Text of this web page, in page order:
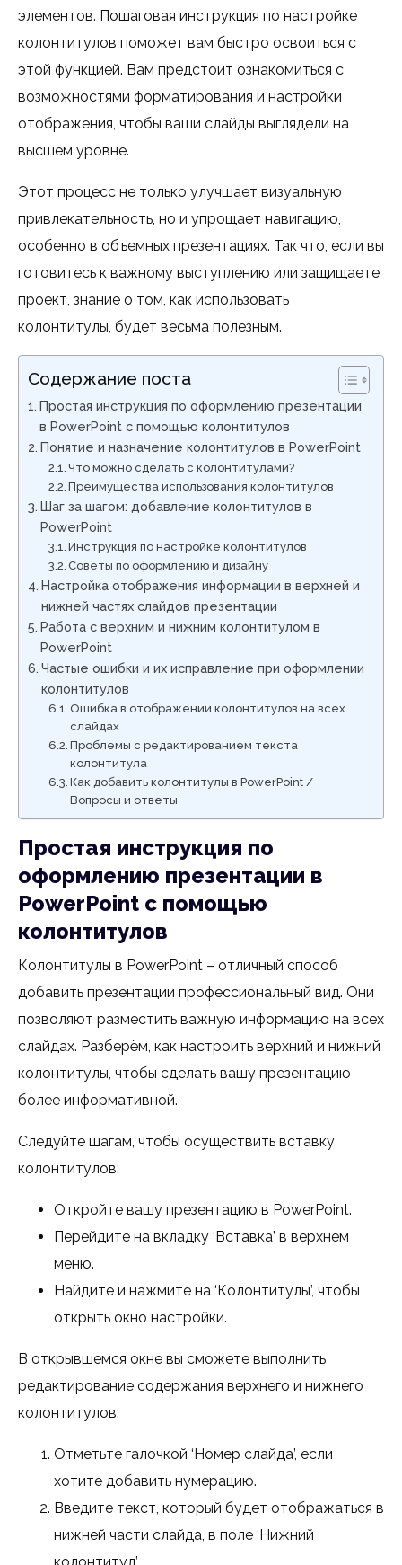
элементов. Пошаговая инструкция по настройке
колонтитулов поможет вам быстро освоиться с
этой функцией. Вам предстоит ознакомиться с
возможностями форматирования и настройки
отображения, чтобы ваши слайды выглядели на
высшем уровне.
Этот процесс не только улучшает визуальную
привлекательность, но и упрощает навигацию,
особенно в объемных презентациях. Так что, если вы
готовитесь к важному выступлению или защищаете
проект, знание о том, как использовать
колонтитулы, будет весьма полезным.
Содержание поста
Простая инструкция по оформлению презентации
в PowerPoint с помощью колонтитулов
Понятие и назначение колонтитулов в PowerPoint
Что можно сделать с колонтитулами?
Преимущества использования колонтитулов
Шаг за шагом: добавление колонтитулов в
PowerPoint
Инструкция по настройке колонтитулов
Советы по оформлению и дизайну
Настройка отображения информации в верхней и
нижней частях слайдов презентации
Работа с верхним и нижним колонтитулом в
PowerPoint
Частые ошибки и их исправление при оформлении
колонтитулов
Ошибка в отображении колонтитулов на всех
слайдах
Проблемы с редактированием текста
колонтитула
Как добавить колонтитулы в PowerPoint /
Вопросы и ответы
Простая инструкция по
оформлению презентации в
PowerPoint с помощью
колонтитулов
Колонтитулы в PowerPoint – отличный способ
добавить презентации профессиональный вид. Они
позволяют разместить важную информацию на всех
слайдах. Разберём, как настроить верхний и нижний
колонтитулы, чтобы сделать вашу презентацию
более информативной.
Следуйте шагам, чтобы осуществить вставку
колонтитулов:
Откройте вашу презентацию в PowerPoint.
Перейдите на вкладку ‘Вставка’ в верхнем
меню.
Найдите и нажмите на ‘Колонтитулы’, чтобы
открыть окно настройки.
В открывшемся окне вы сможете выполнить
редактирование содержания верхнего и нижнего
колонтитулов:
Отметьте галочкой ‘Номер слайда’, если
хотите добавить нумерацию.
Введите текст, который будет отображаться в
нижней части слайда, в поле ‘Нижний